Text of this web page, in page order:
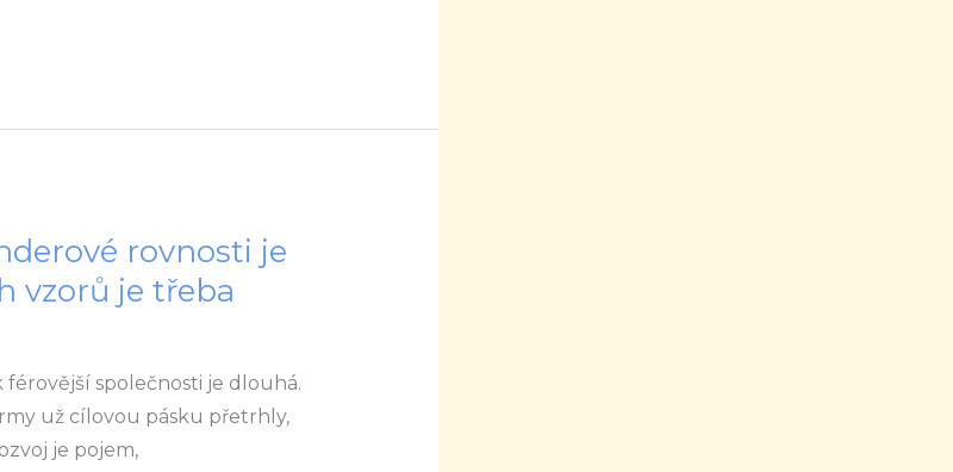
rovnosti je
vzorů je třeba
společnosti je dlouhá.
už cílovou pásku přetrhly,
je pojem,